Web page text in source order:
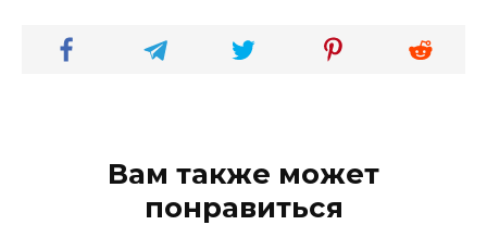
Вам также может
понравиться